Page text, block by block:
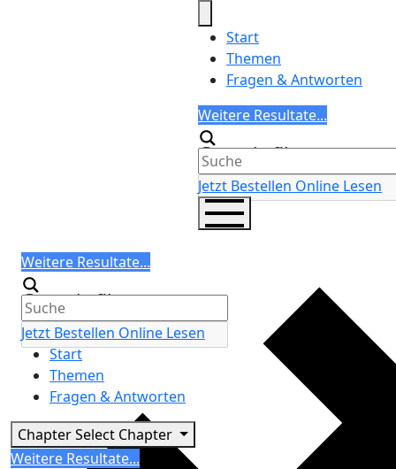
Start
Themen
Fragen & Antworten
Search
Weitere Resultate...
Generic filters
Jetzt Bestellen Online Lesen
Search
Weitere Resultate...
Generic filters
Jetzt Bestellen Online Lesen
Start
Themen
Fragen & Antworten
ChapterSelect Chapter
Search
Weitere Resultate...